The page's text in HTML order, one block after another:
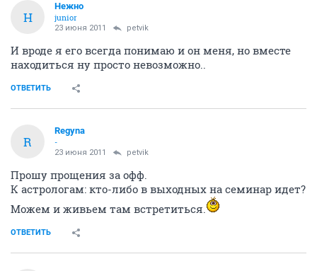
Н
Нежно
junior
23 июня 2011 petvik
И вроде я его всегда понимаю и он меня, но вместе
находиться ну просто невозможно..
ОТВЕТИТЬ
R
Regyna
-
23 июня 2011 petvik
Прошу прощения за офф.
К астрологам: кто-либо в выходных на семинар идет?
Можем и живьем там встретиться.
ОТВЕТИТЬ